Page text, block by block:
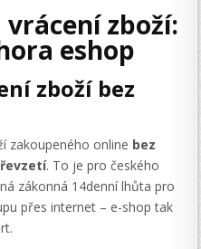
vrácení zboží:
eshop
zboží bez
zakoupeného online bez
. To je pro českého
zákonná 14denní lhůta pro
přes internet – e-shop tak